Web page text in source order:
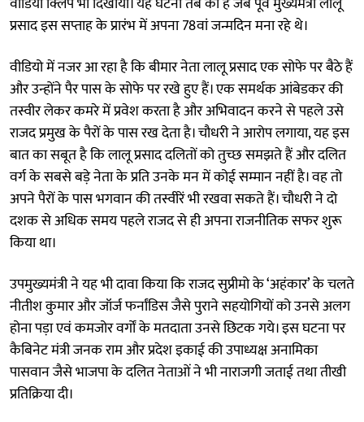
प्रसाद इस सप्ताह के प्रारंभ में अपना 78वां जन्मदिन मना रहे थे।
वीडियो में नजर आ रहा है कि बीमार नेता लालू प्रसाद एक सोफे पर बैठे हैं
और उन्होंने पैर पास के सोफे पर रखे हुए हैं। एक समर्थक आंबेडकर की
तस्वीर लेकर कमरे में प्रवेश करता है और अभिवादन करने से पहले उसे
राजद प्रमुख के पैरों के पास रख देता है। चौधरी ने आरोप लगाया, यह इस
बात का सबूत है कि लालू प्रसाद दलितों को तुच्छ समझते हैं और दलित
वर्ग के सबसे बड़े नेता के प्रति उनके मन में कोई सम्मान नहीं है। वह तो
अपने पैरों के पास भगवान की तस्वीरें भी रखवा सकते हैं। चौधरी ने दो
दशक से अधिक समय पहले राजद से ही अपना राजनीतिक सफर शुरू
किया था।
उपमुख्यमंत्री ने यह भी दावा किया कि राजद सुप्रीमो के ‘अहंकार’ के चलते
नीतीश कुमार और जॉर्ज फर्नांडिस जैसे पुराने सहयोगियों को उनसे अलग
होना पड़ा एवं कमजोर वर्गों के मतदाता उनसे छिटक गये। इस घटना पर
कैबिनेट मंत्री जनक राम और प्रदेश इकाई की उपाध्यक्ष अनामिका
पासवान जैसे भाजपा के दलित नेताओं ने भी नाराजगी जताई तथा तीखी
प्रतिक्रिया दी।